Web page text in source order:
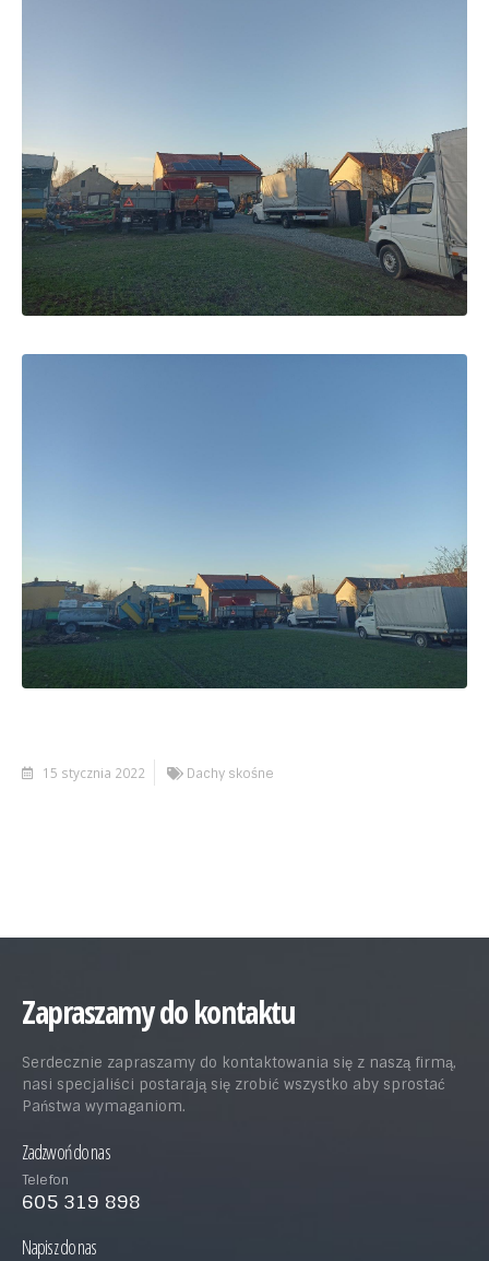
15 stycznia 2022 Dachy skośne
Zapraszamy do kontaktu
Serdecznie zapraszamy do kontaktowania się z naszą firmą,
nasi specjaliści postarają się zrobić wszystko aby sprostać
Państwa wymaganiom.
Zadzwoń do nas
Telefon
605 319 898
Napisz do nas